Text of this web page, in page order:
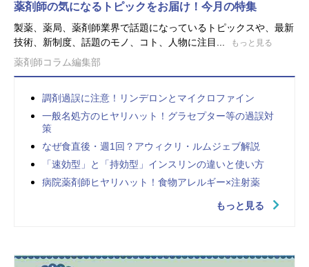
薬剤師の気になるトピックをお届け！今月の特集
製薬、薬局、薬剤師業界で話題になっているトピックスや、最新
技術、新制度、話題のモノ、コト、人物に注目...
もっと見る
薬剤師コラム編集部
調剤過誤に注意！リンデロンとマイクロファイン
一般名処方のヒヤリハット！グラセプター等の過誤対
策
なぜ食直後・週1回？アウィクリ・ルムジェブ解説
「速効型」と「持効型」インスリンの違いと使い方
病院薬剤師ヒヤリハット！食物アレルギー×注射薬
もっと見る